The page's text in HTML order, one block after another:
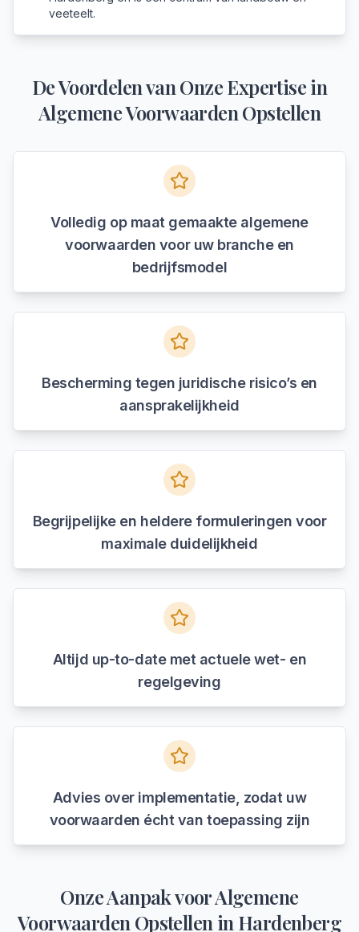
veeteelt.
De Voordelen van Onze Expertise in
Algemene Voorwaarden Opstellen
Volledig op maat gemaakte algemene
voorwaarden voor uw branche en
bedrijfsmodel
Bescherming tegen juridische risico’s en
aansprakelijkheid
Begrijpelijke en heldere formuleringen voor
maximale duidelijkheid
Altijd up-to-date met actuele wet- en
regelgeving
Advies over implementatie, zodat uw
voorwaarden écht van toepassing zijn
Onze Aanpak voorAlgemene
Voorwaarden Opstellen in Hardenberg